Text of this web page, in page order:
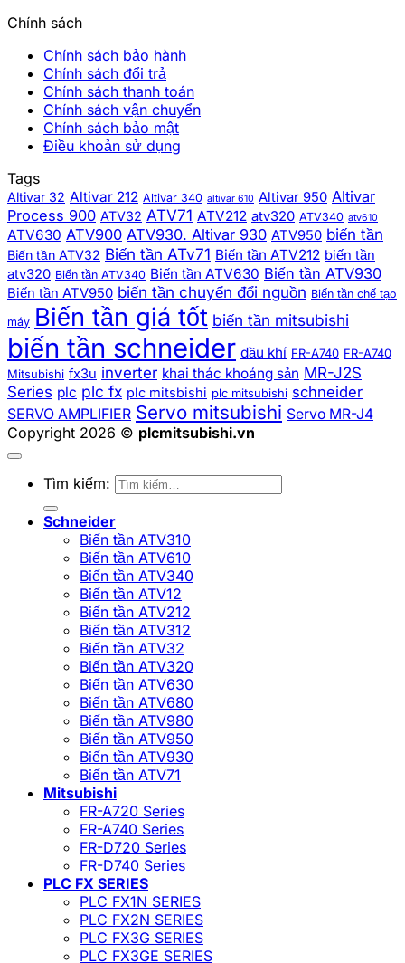
Chính sách
Chính sách bảo hành
Chính sách đổi trả
Chính sách thanh toán
Chính sách vận chuyển
Chính sách bảo mật
Điều khoản sử dụng
Tags
Altivar 32 Altivar 212 Altivar 340 altivar 610 Altivar 950 Altivar
Process 900 ATV32 ATV71 ATV212 atv320 ATV340 atv610
ATV630 ATV900 ATV930. Altivar 930 ATV950 biến tần
Biến tần ATV32 Biến tần ATv71 Biến tần ATV212 biến tần
atv320 Biến tần ATV340 Biến tần ATV630 Biến tần ATV930
Biến tần ATV950 biến tần chuyển đổi nguồn Biến tần chế tạo
máy Biến tần giá tốt biến tần mitsubishi
biến tần schneider dầu khí FR-A740 FR-A740
Mitsubishi fx3u inverter khai thác khoáng sản MR-J2S
Series plc plc fx plc mitsbishi plc mitsubishi schneider
SERVO AMPLIFIER Servo mitsubishi Servo MR-J4
Copyright 2026 © plcmitsubishi.vn
Tìm kiếm:
Schneider
Biến tần ATV310
Biến tần ATV610
Biến tần ATV340
Biến tần ATV12
Biến tần ATV212
Biến tần ATV312
Biến tần ATV32
Biến tần ATV320
Biến tần ATV630
Biến tần ATV680
Biến tần ATV980
Biến tần ATV950
Biến tần ATV930
Biến tần ATV71
Mitsubishi
FR-A720 Series
FR-A740 Series
FR-D720 Series
FR-D740 Series
PLC FX SERIES
PLC FX1N SERIES
PLC FX2N SERIES
PLC FX3G SERIES
PLC FX3GE SERIES